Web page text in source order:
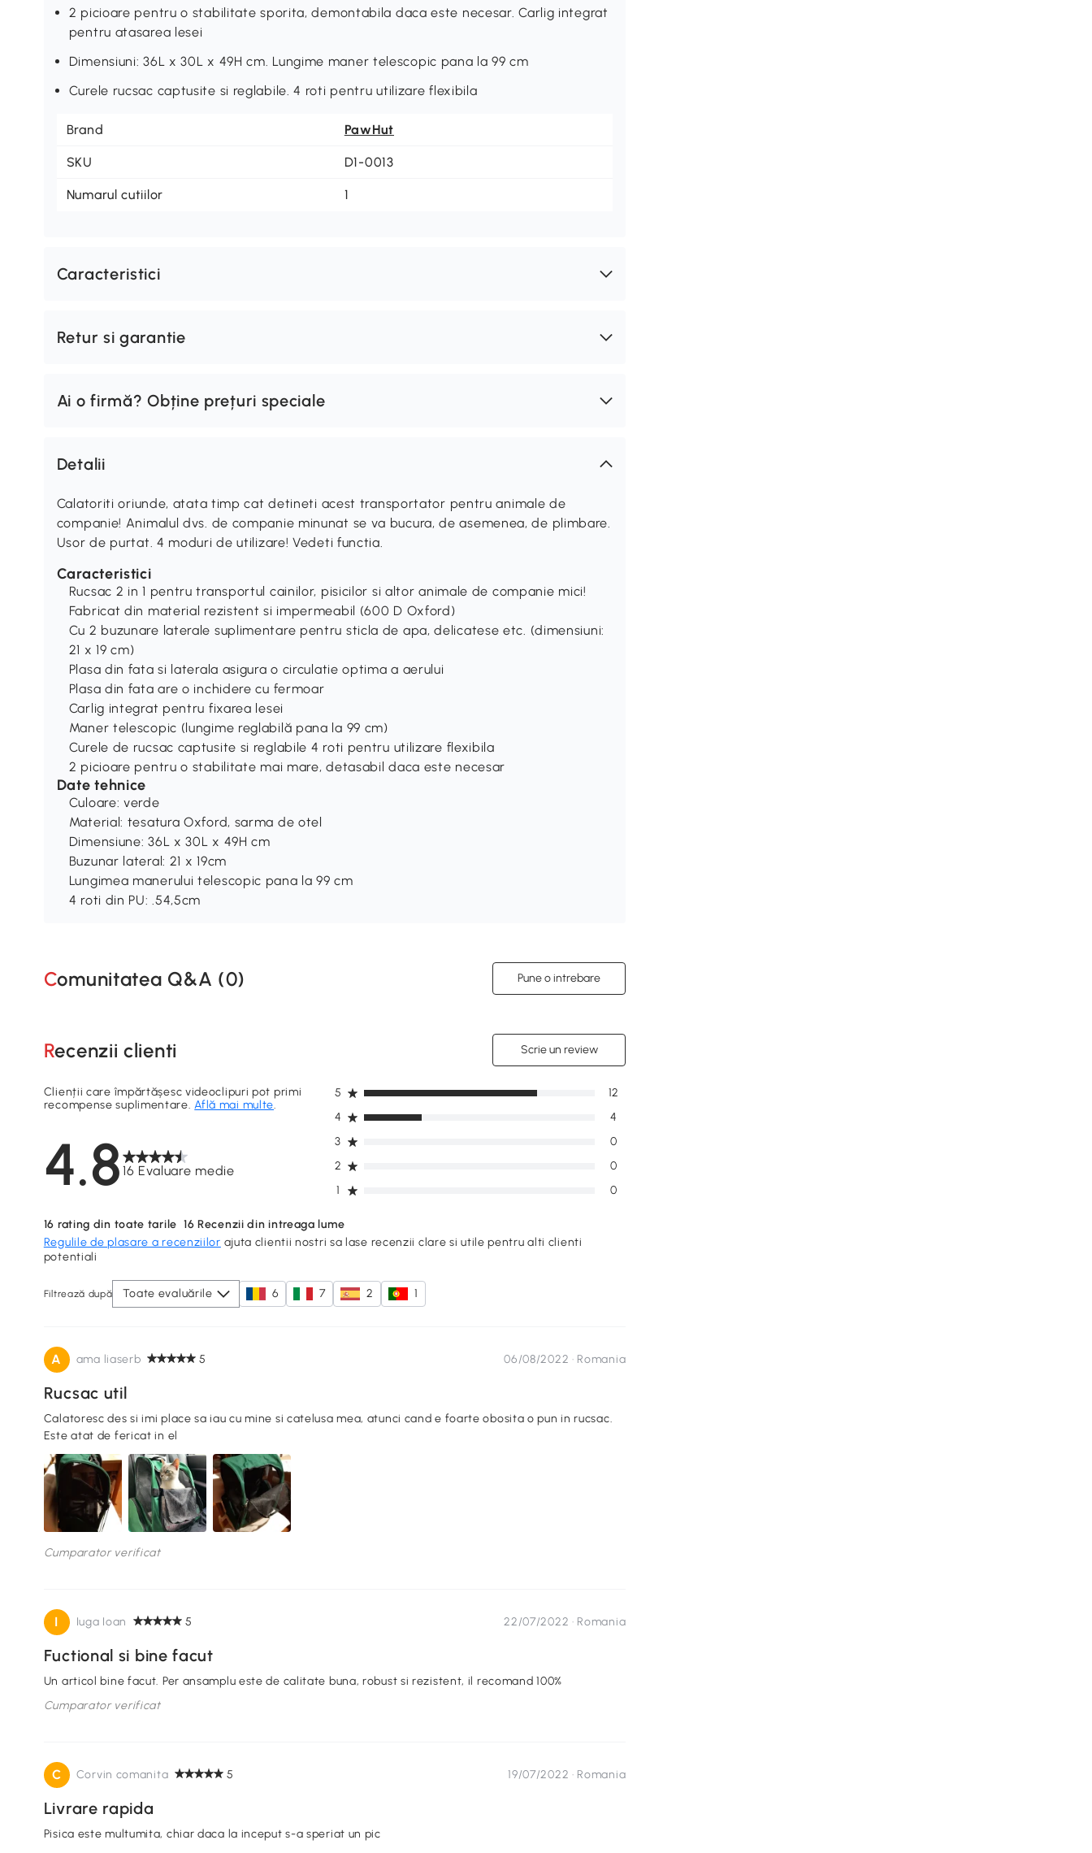
2 picioare pentru o stabilitate sporita, demontabila daca este necesar. Carlig integrat
pentru atasarea lesei
Dimensiuni: 36L x 30L x 49H cm. Lungime maner telescopic pana la 99 cm
Curele rucsac captusite si reglabile. 4 roti pentru utilizare flexibila
Brand PawHut
SKU D1-0013
Numarul cutiilor 1
Caracteristici
Retur si garantie
Ai o firmă? Obține prețuri speciale
Detalii
Calatoriti oriunde, atata timp cat detineti acest transportator pentru animale de
companie! Animalul dvs. de companie minunat se va bucura, de asemenea, de plimbare.
Usor de purtat. 4 moduri de utilizare! Vedeti functia.
Caracteristici
Rucsac 2 in 1 pentru transportul cainilor, pisicilor si altor animale de companie mici!
Fabricat din material rezistent si impermeabil (600 D Oxford)
Cu 2 buzunare laterale suplimentare pentru sticla de apa, delicatese etc. (dimensiuni:
21 x 19 cm)
Plasa din fata si laterala asigura o circulatie optima a aerului
Plasa din fata are o inchidere cu fermoar
Carlig integrat pentru fixarea lesei
Maner telescopic (lungime reglabilă pana la 99 cm)
Curele de rucsac captusite si reglabile 4 roti pentru utilizare flexibila
2 picioare pentru o stabilitate mai mare, detasabil daca este necesar
Date tehnice
Culoare: verde
Material: tesatura Oxford, sarma de otel
Dimensiune: 36L x 30L x 49H cm
Buzunar lateral: 21 x 19cm
Lungimea manerului telescopic pana la 99 cm
4 roti din PU: .54,5cm
Comunitatea Q&A (0) Pune o intrebare
Recenzii clienti Scrie un review
4.8 16 Evaluare medie
Clienții care împărtășesc videoclipuri pot primi
recompense suplimentare.Află mai multe.
1 0
2 0
3 0
4 4
5 12
16 rating din toate tarile 16 Recenzii din intreaga lume
Regulile de plasare a recenziilor ajuta clientii nostri sa lase recenzii clare si utile pentru alti clienti
potentiali
Filtrează după Toate evaluările 6 7 2 1
A ama liaserb 5 06/08/2022 · Romania
Rucsac util
Calatoresc des si imi place sa iau cu mine si catelusa mea, atunci cand e foarte obosita o pun in rucsac.
Este atat de fericat in el
Cumparator verificat
I Iuga Ioan 5 22/07/2022 · Romania
Fuctional si bine facut
Un articol bine facut. Per ansamplu este de calitate buna, robust si rezistent, il recomand 100%
Cumparator verificat
C Corvin comanita 5 19/07/2022 · Romania
Livrare rapida
Pisica este multumita, chiar daca la inceput s-a speriat un pic